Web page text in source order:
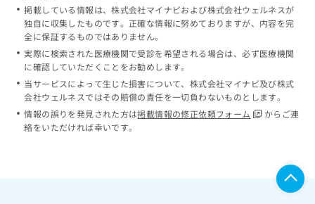
掲載している情報は、株式会社マイナビおよび株式会社ウェルネスが
独自に収集したものです。正確な情報に努めておりますが、内容を完
全に保証するものではありません。
実際に検索された医療機関で受診を希望される場合は、必ず医療機関
に確認していただくことをお勧めします。
当サービスによって生じた損害について、株式会社マイナビ及び株式
会社ウェルネスではその賠償の責任を一切負わないものとします。
情報の誤りを発見された方は掲載情報の修正依頼フォーム
からご連
絡をいただければ幸いです。